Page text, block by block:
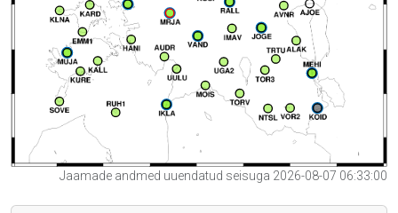
Jaamade andmed uuendatud seisuga 2026-08-07 06:33:00